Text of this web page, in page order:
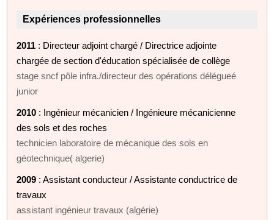
Expériences professionnelles
2011 : Directeur adjoint chargé / Directrice adjointe
chargée de section d'éducation spécialisée de collège
stage sncf pôle infra./directeur des opérations délégueé
junior
2010 : Ingénieur mécanicien / Ingénieure mécanicienne
des sols et des roches
technicien laboratoire de mécanique des sols en
géotechnique( algerie)
2009 : Assistant conducteur / Assistante conductrice de
travaux
assistant ingénieur travaux (algérie)